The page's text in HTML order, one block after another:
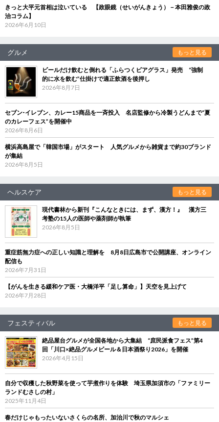
きっと大平元首相は泣いている 【政眼鏡（せいがんきょう）－本田雅俊の政
治コラム】
2026年6月10日
グルメ もっと見る
ビールだけ飲むと倒れる「ふらつくビアグラス」発売 “強制
的に水を飲む”仕掛けで適正飲酒を後押し
2026年8月7日
セブン‐イレブン、カレー15商品を一斉投入 名店監修から冷製うどんまで“夏
のカレーフェス”を開催中
2026年8月6日
横浜高島屋で「韓国市場」がスタート 人気グルメから雑貨まで約30ブランド
が集結
2026年8月5日
ヘルスケア もっと見る
現代書林から新刊『こんなときには、まず、漢方！』 漢方三
考塾の15人の医師や薬剤師が執筆
2026年8月5日
重症筋無力症への正しい知識と理解を 8月8日広島市で公開講座、オンライン
配信も
2026年7月31日
【がんを生きる緩和ケア医・大橋洋平「足し算命」】天空を見上げて
2026年7月28日
フェスティバル もっと見る
絶品屋台グルメが全国各地から大集結 “庶民派食フェス”第4
回「川口×絶品グルメビール＆日本酒祭り2026」を開催
2026年4月15日
自分で収穫した秋野菜を使って芋煮作りを体験 埼玉県加須市の「ファミリー
ランドむさしの村」
2025年11月4日
春だけじゃもったいないさくらの名所、加治川で秋のマルシェ